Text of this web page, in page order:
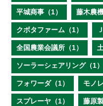
平城商事（1） 藤木農
クボタファーム（1）
全国農業会議所（1）
ソーラーシェアリング（1）
フォワーダ（1） モノ
スプレーヤ（1） 藤原